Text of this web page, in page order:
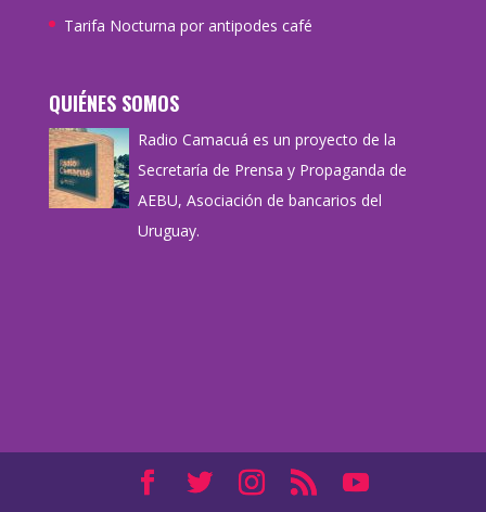
Tarifa Nocturna por antipodes café
QUIÉNES SOMOS
Radio Camacuá es un proyecto de la
Secretaría de Prensa y Propaganda de
AEBU, Asociación de bancarios del
Uruguay.